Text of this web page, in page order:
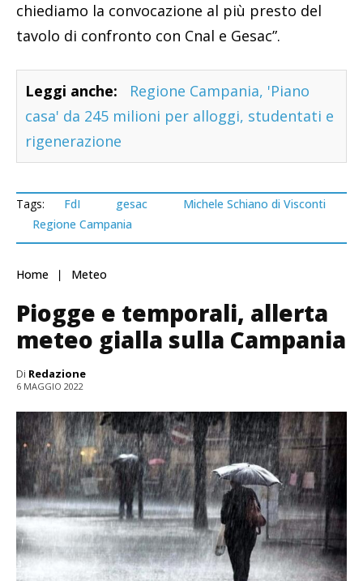
chiediamo la convocazione al più presto del
tavolo di confronto con Cnal e Gesac”.
Leggi anche:
Regione Campania, 'Piano
casa' da 245 milioni per alloggi, studentati e
rigenerazione
Tags: FdI gesac
Michele Schiano di Visconti
Regione Campania
Home Meteo
Piogge e temporali, allerta
meteo gialla sulla Campania
Di Redazione
6 MAGGIO 2022